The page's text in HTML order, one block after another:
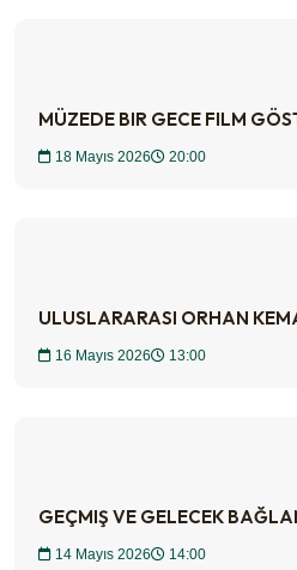
MÜZEDE BIR GECE FILM
18 Mayıs 2026 20:00
ULUSLARARASI ORHAN
16 Mayıs 2026 13:00
GEÇMIŞ VE GELECEK
14 Mayıs 2026 14:00